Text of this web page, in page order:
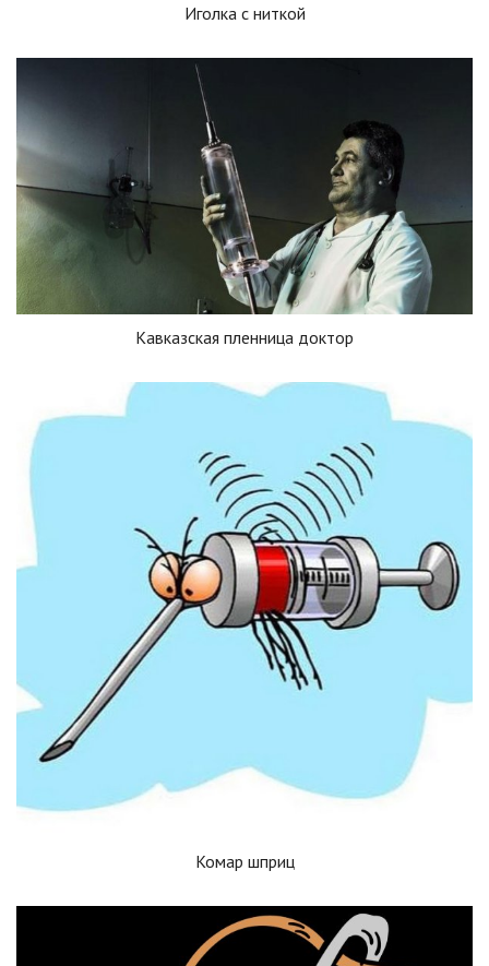
Иголка с ниткой
Кавказская пленница доктор
Комар шприц